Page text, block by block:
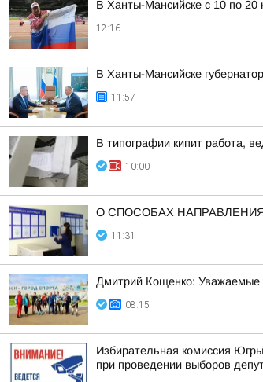
В Ханты-Мансийске с 10 по 20
12:16
В Ханты-Мансийске
11:57
В типографии кипит работа,
10:00
О СПОСОБАХ
11:31
Дмитрий Кощенко: Уважаемые
08:15
Избирательная комиссия
при проведении выборов